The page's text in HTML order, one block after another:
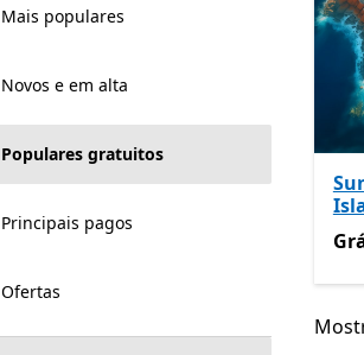
Mais populares
Novos e em alta
Populares gratuitos
Principais pagos
Ofertas